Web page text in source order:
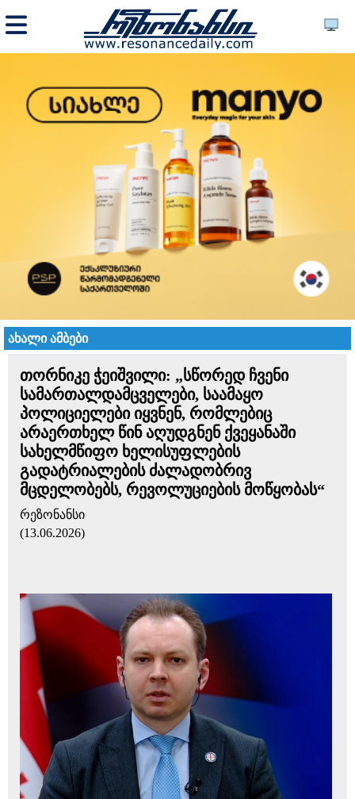
ახალი ამბები
თორნიკე ჭეიშვილი: „სწორედ ჩვენი
სამართალდამცველები, საამაყო
პოლიციელები იყვნენ, რომლებიც
არაერთხელ წინ აღუდგნენ ქვეყანაში
სახელმწიფო ხელისუფლების
გადატრიალების ძალადობრივ
მცდელობებს, რევოლუციების მოწყობას“
რეზონანსი
(13.06.2026)